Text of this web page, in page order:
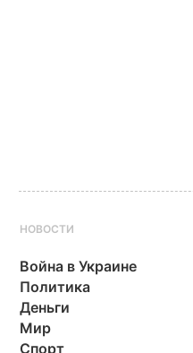
НОВОСТИ
Война в Украине
Политика
Деньги
Мир
Спорт